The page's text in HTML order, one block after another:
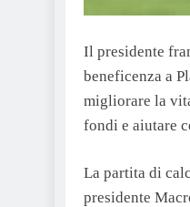
Il presidente
beneficenza a
migliorare la
fondi e aiutare
La partita di
presidente